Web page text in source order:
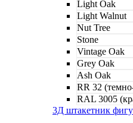
Light Oak
Light Walnut
Nut Tree
Stone
Vintage Oak
Grey Oak
Ash Oak
RR 32
RAL 3005
3Д штакетник